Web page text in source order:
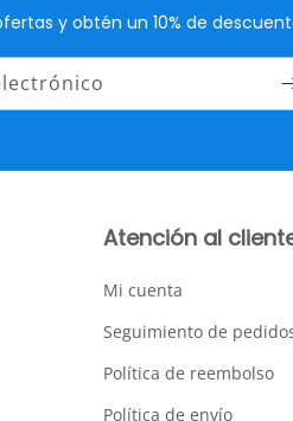
y obtén un 10% de
Atención al
Mi cuenta
Seguimiento de
Política de reembolso
Política de envío